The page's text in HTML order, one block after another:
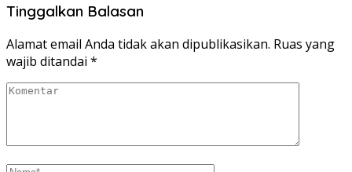
Tinggalkan Balasan
Alamat email Anda tidak akan dipublikasikan. Ruas yang
wajib ditandai *